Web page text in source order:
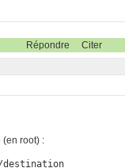
Répondre Citer
root) :
destination